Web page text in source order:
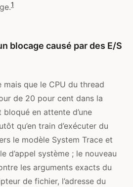
1
blocage causé par des E/S
mais que le CPU du thread
de 20 pour cent dans la
en attente d’une
qu’en train d’exécuter du
le modèle System Trace et
d’appel système ; le nouveau
les arguments exacts du
de fichier, l’adresse du